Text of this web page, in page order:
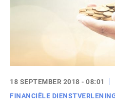
18 SEPTEMBER 2018 - 08:01
FINANCIËLE